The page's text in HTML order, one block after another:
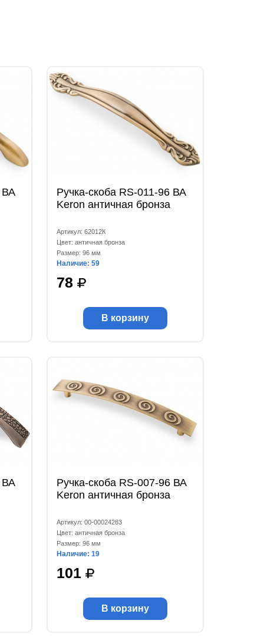
ВА
Ручка-скоба RS-011-96 ВА
Keron античная бронза
Артикул: 62012К
Цвет: античная бронза
Размер: 96 мм
Наличие: 59
78
В корзину
ВА
Ручка-скоба RS-007-96 ВА
Keron античная бронза
Артикул: 00-00024283
Цвет: античная бронза
Размер: 96 мм
Наличие: 19
101
В корзину